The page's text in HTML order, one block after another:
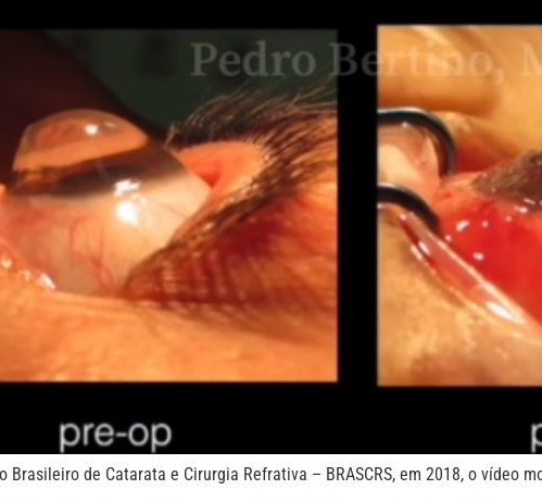
Brasileiro de Catarata e Cirurgia Refrativa – BRASCRS, em 2018, o